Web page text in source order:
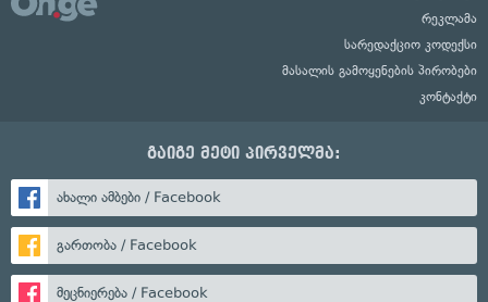
რეკლამა
სარედაქციო კოდექსი
მასალის გამოყენების პირობები
კონტაქტი
გაიგე მეტი პირველმა:
ახალი ამბები / Facebook
გართობა / Facebook
მეცნიერება / Facebook